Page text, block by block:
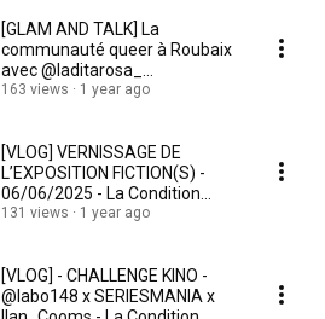
[GLAM AND TALK] La
communauté queer à Roubaix
avec @laditarosa_
Labo148XIlancooms@Conditio
163 views 1 year ago
[VLOG] VERNISSAGE DE
L’EXPOSITION FICTION(S) -
06/06/2025 - La Condition
Publique Roubaix
131 views 1 year ago
[VLOG] - CHALLENGE KINO -
@labo148 x SERIESMANIA x